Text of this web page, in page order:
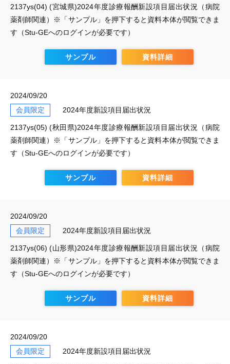
2137ys(04) (宮城県)2024年度診療報酬新設項目届出状況（病院
薬剤師関連）※「サンプル」を押下すると資料本体が閲覧できま
す（Stu-GEへのログインが必要です）
サンプル 資料詳細
2024/09/20
会員限定
2024年度新設項目届出状況
2137ys(05) (秋田県)2024年度診療報酬新設項目届出状況（病院
薬剤師関連）※「サンプル」を押下すると資料本体が閲覧できま
す（Stu-GEへのログインが必要です）
サンプル 資料詳細
2024/09/20
会員限定
2024年度新設項目届出状況
2137ys(06) (山形県)2024年度診療報酬新設項目届出状況（病院
薬剤師関連）※「サンプル」を押下すると資料本体が閲覧できま
す（Stu-GEへのログインが必要です）
サンプル 資料詳細
2024/09/20
会員限定
2024年度新設項目届出状況